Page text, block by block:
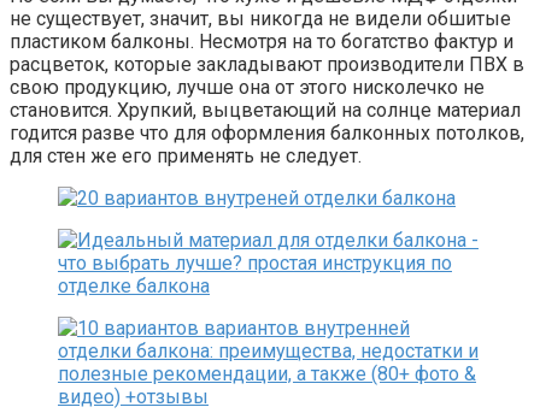
не существует, значит, вы никогда не видели обшитые
пластиком балконы. Несмотря на то богатство фактур и
расцветок, которые закладывают производители ПВХ в
свою продукцию, лучше она от этого нисколечко не
становится. Хрупкий, выцветающий на солнце материал
годится разве что для оформления балконных потолков,
для стен же его применять не следует.